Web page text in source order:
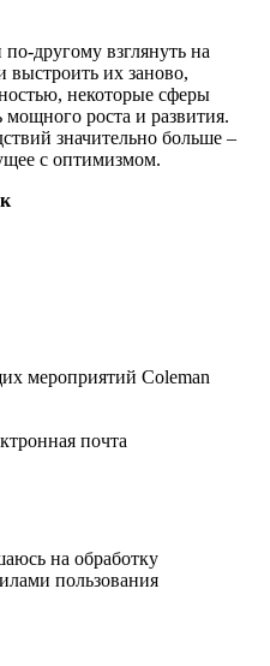
другому взглянуть на
выстроить их заново,
некоторые сферы
роста и развития.
значительно больше –
с оптимизмом.
мероприятий Coleman
почта
на обработку
пользования